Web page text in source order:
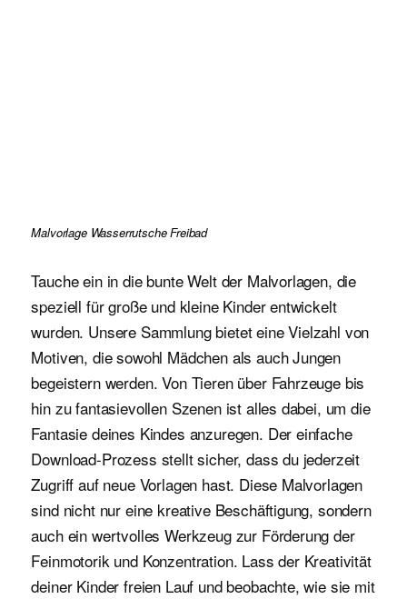
Malvorlage Wasserrutsche Freibad
Tauche ein in die bunte Welt der Malvorlagen, die
speziell für große und kleine Kinder entwickelt
wurden. Unsere Sammlung bietet eine Vielzahl von
Motiven, die sowohl Mädchen als auch Jungen
begeistern werden. Von Tieren über Fahrzeuge bis
hin zu fantasievollen Szenen ist alles dabei, um die
Fantasie deines Kindes anzuregen. Der einfache
Download-Prozess stellt sicher, dass du jederzeit
Zugriff auf neue Vorlagen hast. Diese Malvorlagen
sind nicht nur eine kreative Beschäftigung, sondern
auch ein wertvolles Werkzeug zur Förderung der
Feinmotorik und Konzentration. Lass der Kreativität
deiner Kinder freien Lauf und beobachte, wie sie mit